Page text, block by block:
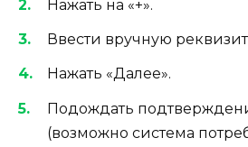
Нажать на «+».
Ввести вручную
Нажать «Далее».
Подождать
(возможно система